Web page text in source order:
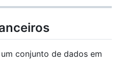
conjunto de dados em